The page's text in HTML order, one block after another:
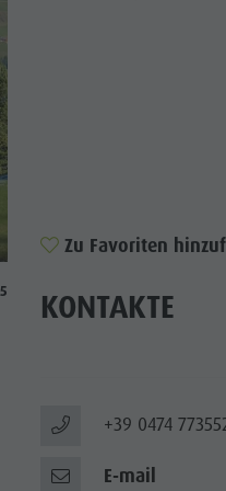
Zu Favoriten
KONTAKTE
+39 0474
E-mail